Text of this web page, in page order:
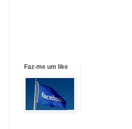
Faz-me um like